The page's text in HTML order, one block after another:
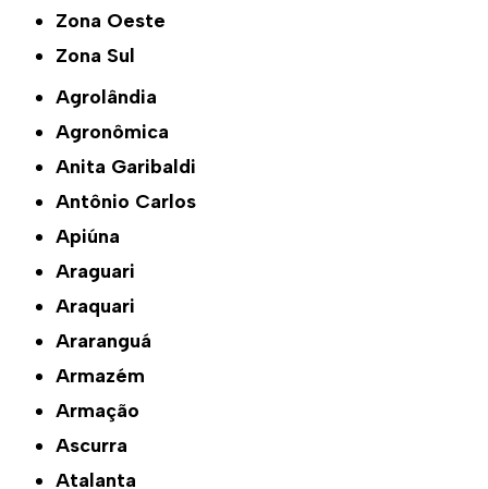
Zona Oeste
Zona Sul
Agrolândia
Agronômica
Anita Garibaldi
Antônio Carlos
Apiúna
Araguari
Araquari
Araranguá
Armazém
Armação
Ascurra
Atalanta